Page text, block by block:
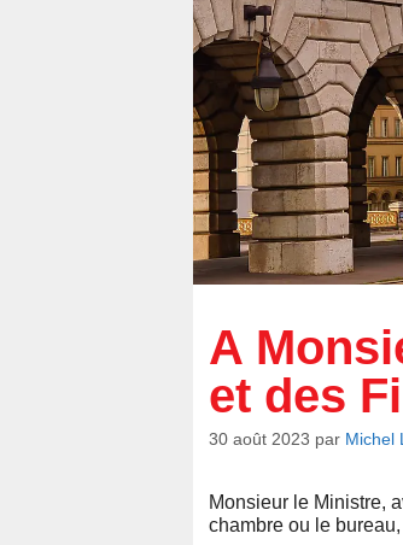
A
et des
30 août 2023 par Michel
Monsieur le Ministre,
chambre ou le